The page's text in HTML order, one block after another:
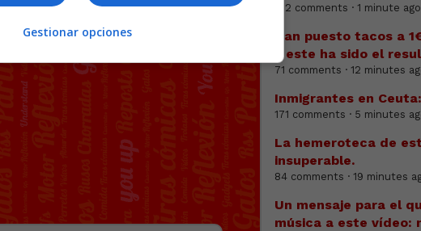
172 comments · 1 minute ago
Han puesto tacos a
y este ha sido el
71 comments · 12 minutes
Inmigrantes en
171 comments · 5 minutes
La hemeroteca de
insuperable.
84 comments · 19 minutes
Un mensaje para el
música a este vídeo:
Gestionar opciones